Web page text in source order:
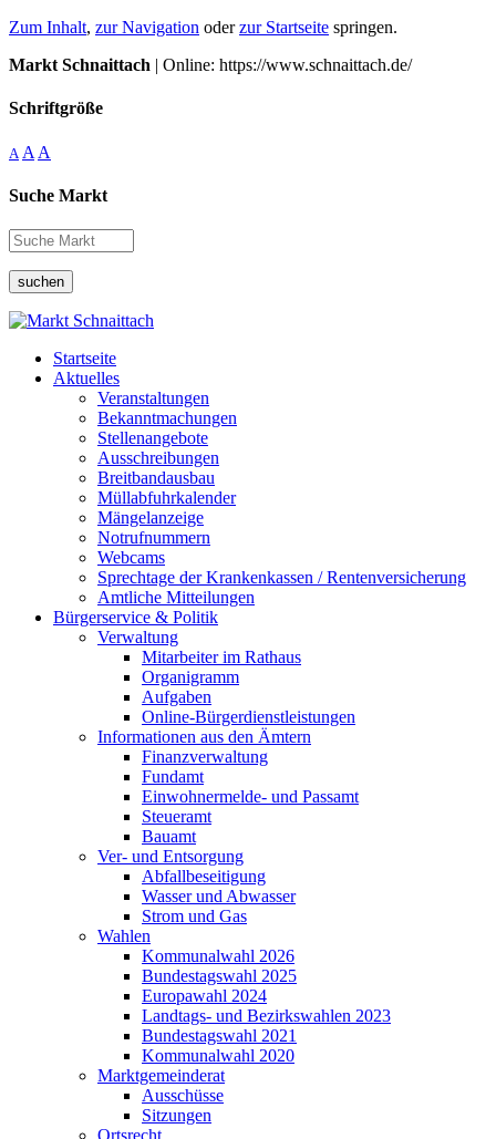
Zum Inhalt, zur Navigation oderzur Startseite springen.
Markt Schnaittach | Online: https://www.schnaittach.de/
Schriftgröße
A A A
Suche Markt
suchen
Startseite
Aktuelles
Veranstaltungen
Bekanntmachungen
Stellenangebote
Ausschreibungen
Breitbandausbau
Müllabfuhrkalender
Mängelanzeige
Notrufnummern
Webcams
Sprechtage der Krankenkassen / Rentenversicherung
Amtliche Mitteilungen
Bürgerservice & Politik
Verwaltung
Mitarbeiter im Rathaus
Organigramm
Aufgaben
Online-Bürgerdienstleistungen
Informationen aus den Ämtern
Finanzverwaltung
Fundamt
Einwohnermelde- und Passamt
Steueramt
Bauamt
Ver- und Entsorgung
Abfallbeseitigung
Wasser und Abwasser
Strom und Gas
Wahlen
Kommunalwahl 2026
Bundestagswahl 2025
Europawahl 2024
Landtags- und Bezirkswahlen 2023
Bundestagswahl 2021
Kommunalwahl 2020
Marktgemeinderat
Ausschüsse
Sitzungen
Ortsrecht